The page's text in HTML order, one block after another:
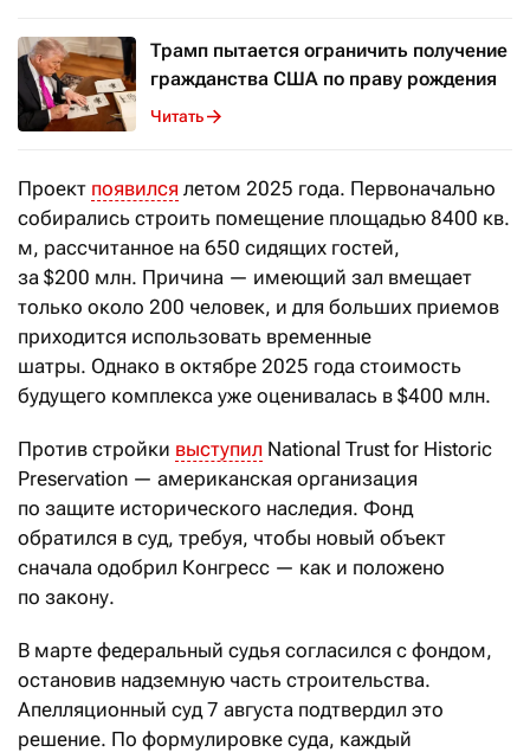
Трамп пытается ограничить получение
гражданства США по праву рождения
Читать
Проект появился летом 2025 года. Первоначально
собирались строить помещение площадью 8400 кв.
м, рассчитанное на 650 сидящих гостей,
за $200 млн. Причина — имеющий зал вмещает
только около 200 человек, и для больших приемов
приходится использовать временные
шатры. Однако в октябре 2025 года стоимость
будущего комплекса уже оценивалась в $400 млн.
Против стройки выступил National Trust for Historic
Preservation — американская организация
по защите исторического наследия. Фонд
обратился в суд, требуя, чтобы новый объект
сначала одобрил Конгресс — как и положено
по закону.
В марте федеральный судья согласился с фондом,
остановив надземную часть строительства.
Апелляционный суд 7 августа подтвердил это
решение. По формулировке суда, каждый